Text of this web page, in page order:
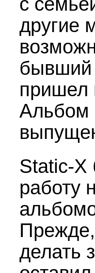
другие
бывший
пришел
Альбом
Static-X
работу
делать